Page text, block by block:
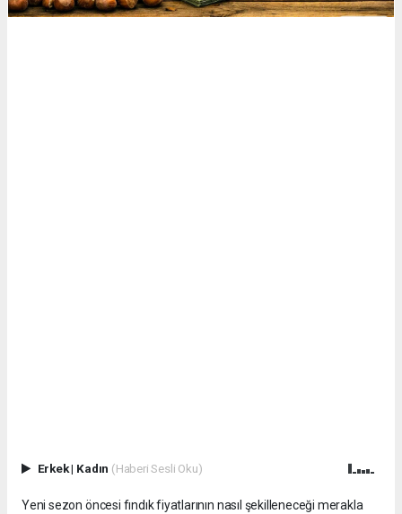
Erkek| Kadın (Haberi Sesli Oku)
Yeni sezon öncesi fındık fiyatlarının nasıl şekilleneceği merakla